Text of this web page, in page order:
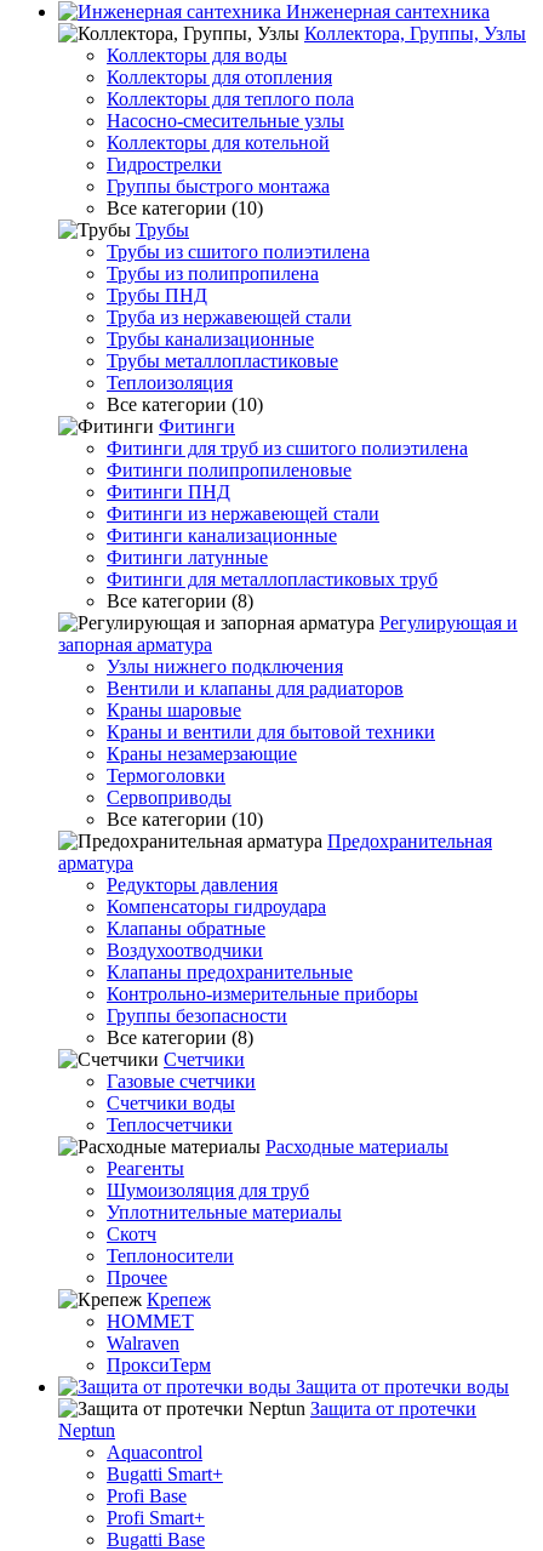
Инженерная сантехника
Коллектора, Группы, Узлы
Коллекторы для воды
Коллекторы для отопления
Коллекторы для теплого пола
Насосно-смесительные узлы
Коллекторы для котельной
Гидрострелки
Группы быстрого монтажа
Все категории (10)
Трубы
Трубы из сшитого полиэтилена
Трубы из полипропилена
Трубы ПНД
Труба из нержавеющей стали
Трубы канализационные
Трубы металлопластиковые
Теплоизоляция
Все категории (10)
Фитинги
Фитинги для труб из сшитого полиэтилена
Фитинги полипропиленовые
Фитинги ПНД
Фитинги из нержавеющей стали
Фитинги канализационные
Фитинги латунные
Фитинги для металлопластиковых труб
Все категории (8)
Регулирующая и
запорная арматура
Узлы нижнего подключения
Вентили и клапаны для радиаторов
Краны шаровые
Краны и вентили для бытовой техники
Краны незамерзающие
Термоголовки
Сервоприводы
Все категории (10)
Предохранительная
арматура
Редукторы давления
Компенсаторы гидроудара
Клапаны обратные
Воздухоотводчики
Клапаны предохранительные
Контрольно-измерительные приборы
Группы безопасности
Все категории (8)
Счетчики
Газовые счетчики
Счетчики воды
Теплосчетчики
Расходные материалы
Реагенты
Шумоизоляция для труб
Уплотнительные материалы
Скотч
Теплоносители
Прочее
Крепеж
HOMMET
Walraven
ПроксиТерм
Защита от протечки воды
Защита от протечки
Neptun
Aquacontrol
Bugatti Smart+
Profi Base
Profi Smart+
Bugatti Base